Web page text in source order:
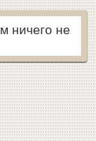
ничего не